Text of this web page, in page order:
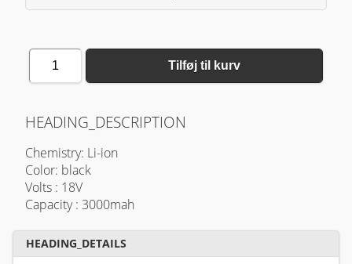
1 Tilføj til kurv
HEADING_DESCRIPTION
Chemistry: Li-ion
Color: black
Volts : 18V
Capacity : 3000mah
HEADING_DETAILS